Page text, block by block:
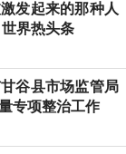
发起来的那种人
界热头条
谷县市场监管局
专项整治工作